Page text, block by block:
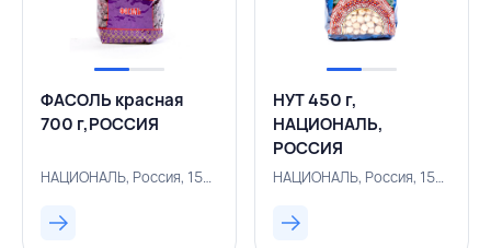
ФАСОЛЬ красная
700 г,РОССИЯ
НАЦИОНАЛЬ, Россия, 156200431
НУТ 450 г,
НАЦИОНАЛЬ,
РОССИЯ
НАЦИОНАЛЬ, Россия, 156200568